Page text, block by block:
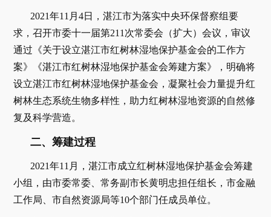
2021年11月4日，湛江市为落实中央环保督察组要
求，召开市委十一届第211次常委会（扩大）会议，审议
通过《关于设立湛江市红树林湿地保护基金会的工作方
案》《湛江市红树林湿地保护基金会筹建方案》，明确将
设立湛江市红树林湿地保护基金会，凝聚社会力量提升红
树林生态系统生物多样性，助力红树林湿地资源的自然修
复及科学营造。
二、筹建过程
2021年11月，湛江市成立红树林湿地保护基金会筹建
小组，由市委常委、常务副市长黄明忠担任组长，市金融
工作局、市自然资源局等10个部门任成员单位。